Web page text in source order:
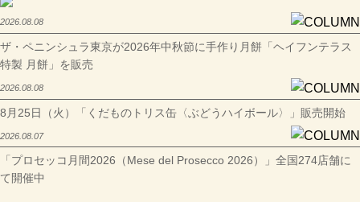
2026.08.08
ザ・ペニンシュラ東京が2026年中秋節に手作り月餅「ヘイフンテラス
特製 月餅」を販売
2026.08.08
8月25日（火）「くだものトリス缶〈ぶどうハイボール〉」販売開始
2026.08.07
「プロセッコ月間2026（Mese del Prosecco 2026）」全国274店舗に
て開催中